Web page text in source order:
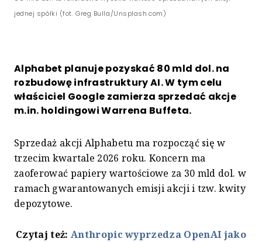
jednej spółki (fot. Greg Bulla/Unsplash.com)
Alphabet planuje pozyskać 80 mld dol. na
rozbudowę infrastruktury AI. W tym celu
właściciel Google zamierza sprzedać akcje
m.in. holdingowi Warrena Buffeta.
Sprzedaż akcji Alphabetu ma rozpocząć się w
trzecim kwartale 2026 roku. Koncern ma
zaoferować papiery wartościowe za 30 mld dol. w
ramach gwarantowanych emisji akcji i tzw. kwity
depozytowe.
Czytaj też: Anthropic wyprzedza OpenAI jako